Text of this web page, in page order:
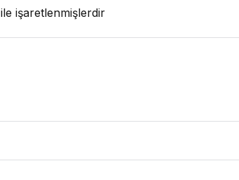
ile işaretlenmişlerdir